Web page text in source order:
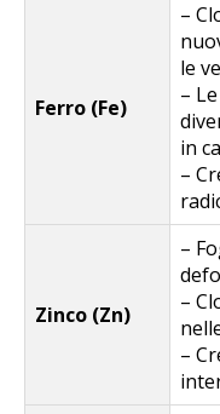
Ferro (Fe)
–
le
–
in
–
Zinco (Zn)
–
–
–